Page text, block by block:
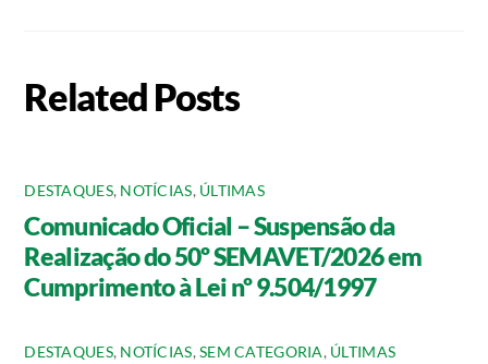
Related Posts
DESTAQUES, NOTÍCIAS, ÚLTIMAS
Comunicado Oficial – Suspensão da
Realização do 50º SEMAVET/2026 em
Cumprimento à Lei nº 9.504/1997
DESTAQUES, NOTÍCIAS,SEM CATEGORIA, ÚLTIMAS